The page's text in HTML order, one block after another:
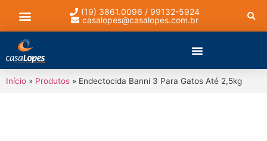
(19) 3861.0096 / 99132-5924
casalopes@casalopes.com.br
Início » Produtos » Endectocida Banni 3 Para Gatos Até 2,5kg